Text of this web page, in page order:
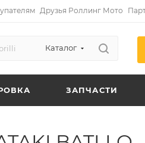
Друзья Роллинг Мото
Каталог
ЗАПЧАСТИ